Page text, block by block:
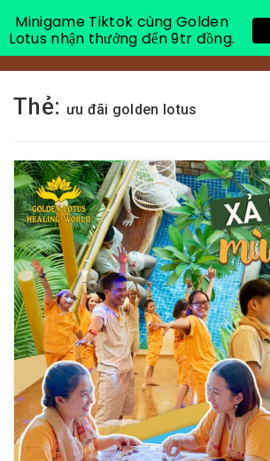
Thẻ: ưu đãi golden lotus
Minigame Tiktok cùng Golden
Lotus nhận thưởng đến 9tr đồng.